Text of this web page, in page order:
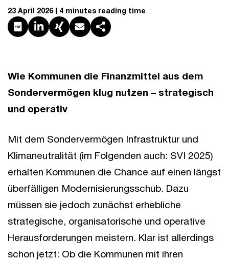
23 April 2026 4 minutes reading time
Create PDF
Share on LinkedIn
Share on Xing
Share via email
Copy link
Wie Kommunen die Finanzmittel aus dem
Sondervermögen klug nutzen – strategisch
und operativ
Mit dem Sondervermögen Infrastruktur und
Klimaneutralität (im Folgenden auch: SVI 2025)
erhalten Kommunen die Chance auf einen längst
überfälligen Modernisierungsschub. Dazu
müssen sie jedoch zunächst erhebliche
strategische, organisatorische und operative
Herausforderungen meistern. Klar ist allerdings
schon jetzt: Ob die Kommunen mit ihren